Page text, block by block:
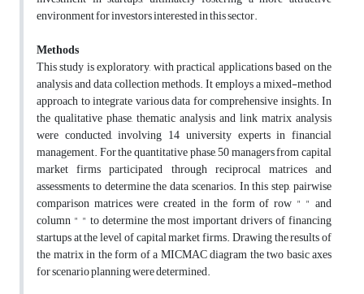
environment for investors interested in this sector.
Methods
This study is exploratory, with practical applications based on the
analysis and data collection methods. It employs a mixed-method
approach to integrate various data for comprehensive insights. In
the qualitative phase, thematic analysis and link matrix analysis
were conducted, involving 14 university experts in financial
management. For the quantitative phase, 50 managers from capital
market firms participated through reciprocal matrices and
assessments to determine the data scenarios. In this step, pairwise
comparison matrices were created in the form of row " " and
column " " to determine the most important drivers of financing
startups at the level of capital market firms. Drawing the results of
the matrix in the form of a MICMAC diagram the two basic axes
for scenario planning were determined.